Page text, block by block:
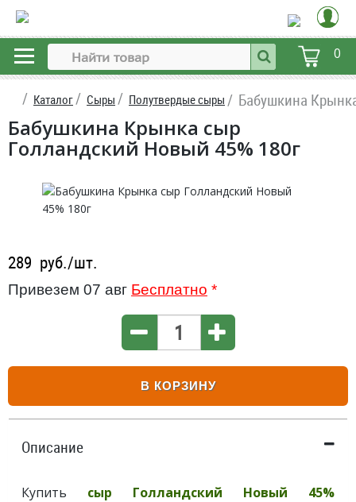
0
Каталог Сыры Полутвердые сыры Бабушкина
Бабушкина Крынка сыр
Голландский Новый 45% 180г
289 руб./шт.
Привезем 07 авг Бесплатно *
В КОРЗИНУ
Описание
Купить сыр Голландский Новый 45%